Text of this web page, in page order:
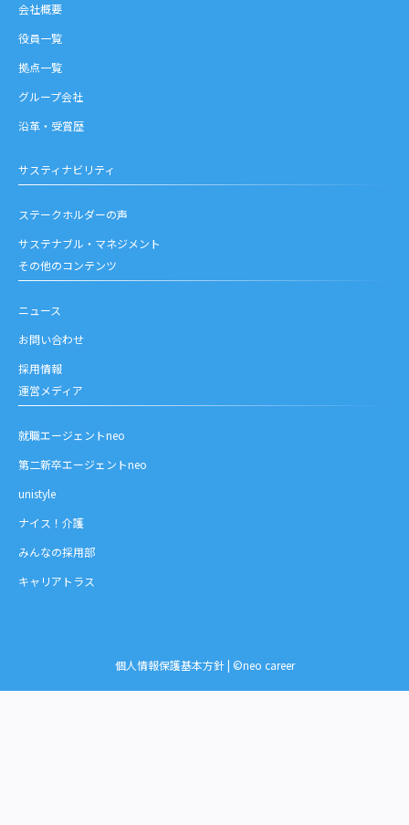
会社概要
役員一覧
拠点一覧
グループ会社
沿革・受賞歴
サスティナビリティ
ステークホルダーの声
サステナブル・マネジメント
その他のコンテンツ
ニュース
お問い合わせ
採用情報
運営メディア
就職エージェントneo
第二新卒エージェントneo
unistyle
ナイス！介護
みんなの採用部
キャリアトラス
個人情報保護基本方針| ©neo career